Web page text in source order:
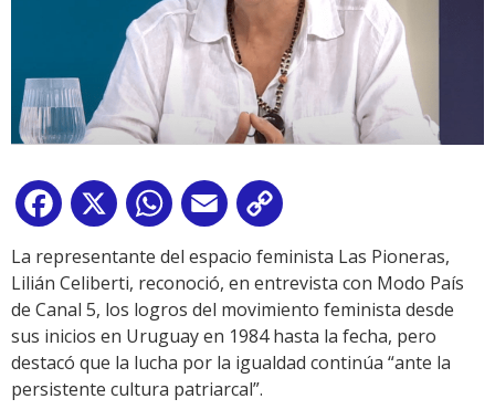
Facebook
X WhatsApp
Email
Link
La representante del espacio feminista Las Pioneras,
Lilián Celiberti, reconoció, en entrevista con Modo País
de Canal 5, los logros del movimiento feminista desde
sus inicios en Uruguay en 1984 hasta la fecha, pero
destacó que la lucha por la igualdad continúa “ante la
persistente cultura patriarcal”.